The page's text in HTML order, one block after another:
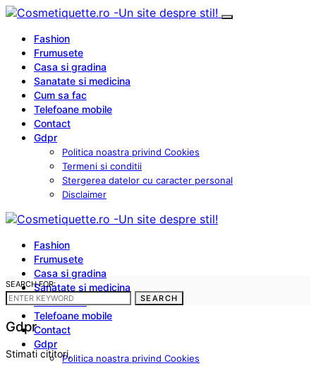
Fashion
Frumusete
Casa si gradina
Sanatate si medicina
Cum sa fac
Telefoane mobile
Contact
Gdpr
Politica noastra privind Cookies
Termeni si conditii
Stergerea datelor cu caracter personal
Disclaimer
Fashion
Frumusete
Casa si gradina
Sanatate si medicina
Cum sa fac
Telefoane mobile
Contact
Gdpr
Politica noastra privind Cookies
SEARCH FOR:
SEARCH
Gdpr
Stimati cititori,